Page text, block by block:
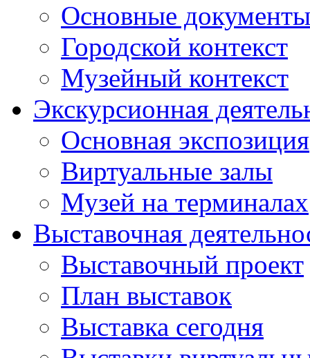
Основные документы
Городской контекст
Музейный контекст
Экскурсионная
Основная экспозиция
Виртуальные залы
Музей на терминалах
Выставочная
Выставочный проект
План выставок
Выставка сегодня